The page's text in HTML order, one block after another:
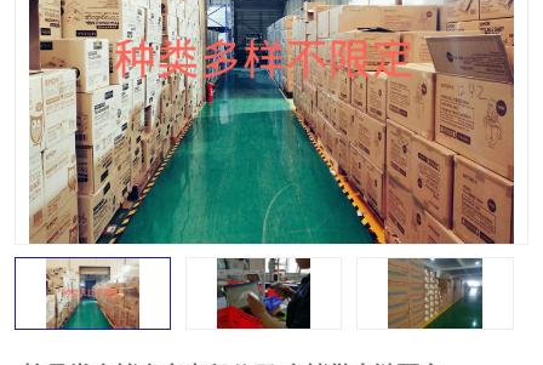
上海第三方仓储 上海仓储服务
仓储 上海电商代发货仓库
上海托管仓库